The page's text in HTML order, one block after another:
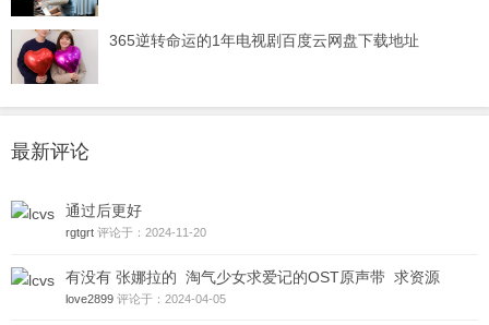
365逆转命运的1年电视剧百度云网盘下载地址
最新评论
通过后更好
rgtgrt 评论于：2024-11-20
有没有 张娜拉的 淘气少女求爱记的OST原声带 求资源
love2899 评论于：2024-04-05